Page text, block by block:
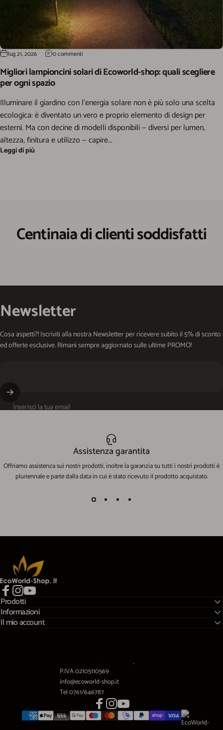
lug 21, 2026 0 commenti
Migliori lampioncini solari di Ecoworld-shop: quali scegliere
per ogni spazio
Illuminare il giardino con l'energia solare non è più solo una scelta
ecologica: è diventato un vero e proprio elemento di design per
esterni. Ma con decine di modelli disponibili — diversi per lumen,
altezza, finitura e utilizzo — capire...
Leggi di più
Centinaia di clienti soddisfatti
Newsletter
Cosa aspetti?! Iscriviti alla nostra Newsletter per ricevere subito il 5% di sconto
ed offerte esclusive. Rimani sempre aggiornato sulle ultime PROMO!
Inserisci la tua email
Assistenza garantita
Offriamo assistenza sui nostri prodotti, inoltre la garanzia su tutti i nostri prodotti è
pluriennale e parte dalla data in cui è stato ricevuto il prodotto acquistato.
EcoWorld-Shop
Facebook
Instagram
YouTube
Prodotti
Informazioni
Il mio account
Viale A.Gramsci,10 01032 Caprarola (VT)
P.IVA 02105110569
info@ecoworld-shop.it
Tel 0761/646787
FacebookInstagram
YouTube